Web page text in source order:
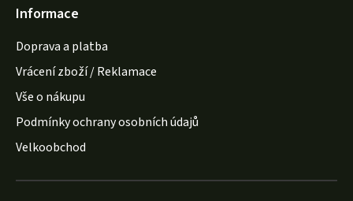
Informace
Doprava a platba
Vrácení zboží / Reklamace
Vše o nákupu
Podmínky ochrany osobních údajů
Velkoobchod